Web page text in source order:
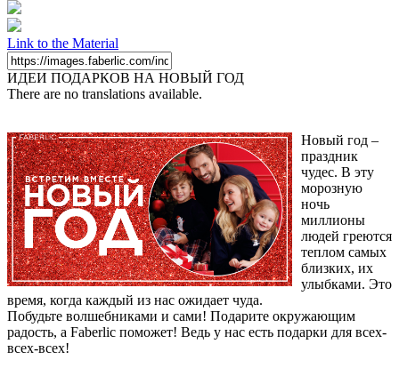
Link to the Material
ИДЕИ ПОДАРКОВ НА НОВЫЙ ГОД
There are no translations available.
Новый год –
праздник
чудес. В эту
морозную
ночь
миллионы
людей греются
теплом самых
близких, их
улыбками. Это
время, когда каждый из нас ожидает чуда.
Побудьте волшебниками и сами! Подарите окружающим
радость, а Faberlic поможет! Ведь у нас есть подарки для всех-
всех-всех!